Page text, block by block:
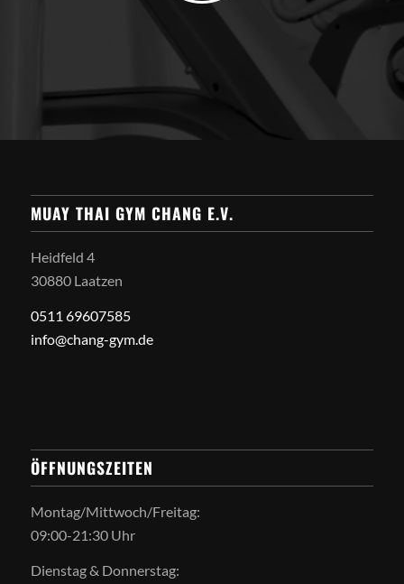
MUAY THAI GYM CHANG E.V.
Heidfeld 4
30880 Laatzen
0511 69607585
info@chang-gym.de
ÖFFNUNGSZEITEN
Montag/Mittwoch/Freitag:
09:00-21:30 Uhr
Dienstag & Donnerstag: